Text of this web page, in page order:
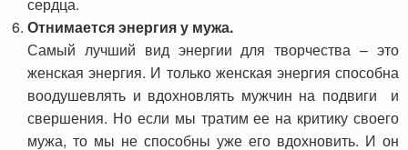
сердца.
Отнимается энергия у мужа.
Самый лучший вид энергии для творчества – это
женская энергия. И только женская энергия способна
воодушевлять и вдохновлять мужчин на подвиги и
свершения. Но если мы тратим ее на критику своего
мужа, то мы не способны уже его вдохновить. И он